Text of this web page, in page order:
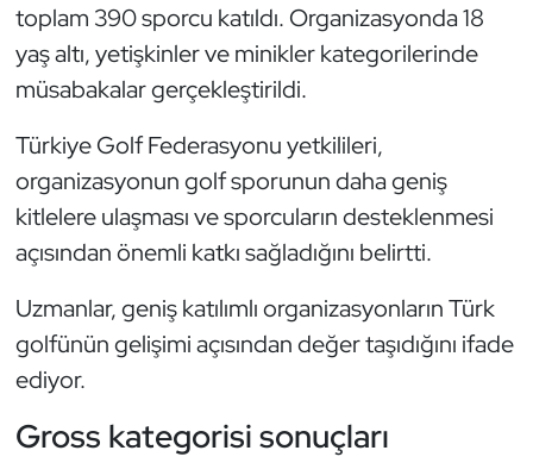
toplam 390 sporcu katıldı. Organizasyonda 18
yaş altı, yetişkinler ve minikler kategorilerinde
müsabakalar gerçekleştirildi.
Türkiye Golf Federasyonu yetkilileri,
organizasyonun golf sporunun daha geniş
kitlelere ulaşması ve sporcuların desteklenmesi
açısından önemli katkı sağladığını belirtti.
Uzmanlar, geniş katılımlı organizasyonların Türk
golfünün gelişimi açısından değer taşıdığını ifade
ediyor.
Gross kategorisi sonuçları
Özel Sporcular
Paralimpik
Ragbi
Satranç
Su Topu
Sualtı Sporları
Tekvando
Tenis